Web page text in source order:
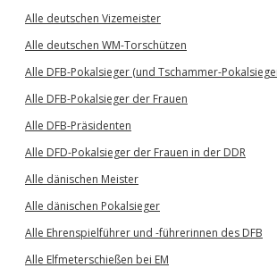
Alle deutschen Vizemeister
Alle deutschen WM-Torschützen
Alle DFB-Pokalsieger (und Tschammer-
Alle DFB-Pokalsieger der Frauen
Alle DFB-Präsidenten
Alle DFD-Pokalsieger der Frauen in der DDR
Alle dänischen Meister
Alle dänischen Pokalsieger
Alle Ehrenspielführer und -führerinnen des DFB
Alle Elfmeterschießen bei EM